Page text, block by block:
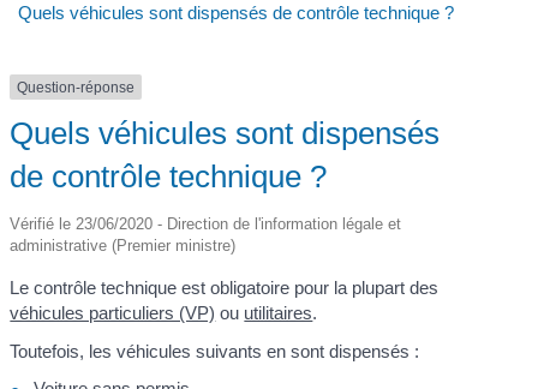
Quels véhicules sont dispensés de contrôle technique ?
Question-réponse
Quels véhicules sont dispensés
de contrôle technique ?
Vérifié le 23/06/2020 - Direction de l'information légale et
administrative (Premier ministre)
Le contrôle technique est obligatoire pour la plupart des
véhicules particuliers (VP) ou utilitaires.
Toutefois, les véhicules suivants en sont dispensés :